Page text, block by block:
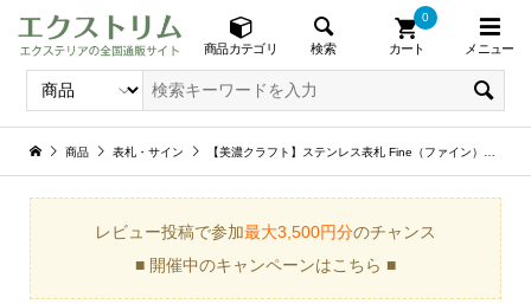
商品カテゴリ 検索 カート
0
メニュー
商品 表札・サイン 【美濃クラフト】ステンレス表札 Fine（ファイン）ドライエッチング MB-24
レビュー投稿で参加最大3,500円分のチャンス
■ 開催中のキャンペーンはこちら ■